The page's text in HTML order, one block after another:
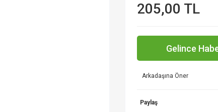
205,00 TL
Gelince
Arkadaşına Öner
Paylaş